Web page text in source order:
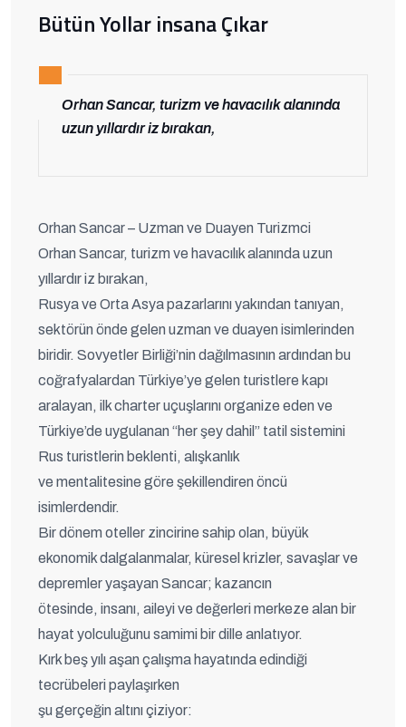
Bütün Yollar insana Çıkar
Orhan Sancar, turizm ve havacılık alanında
uzun yıllardır iz bırakan,
Orhan Sancar – Uzman ve Duayen Turizmci
Orhan Sancar, turizm ve havacılık alanında uzun
yıllardır iz bırakan,
Rusya ve Orta Asya pazarlarını yakından tanıyan,
sektörün önde gelen uzman ve duayen isimlerinden
biridir. Sovyetler Birliği’nin dağılmasının ardından bu
coğrafyalardan Türkiye’ye gelen turistlere kapı
aralayan, ilk charter uçuşlarını organize eden ve
Türkiye’de uygulanan “her şey dahil” tatil sistemini
Rus turistlerin beklenti, alışkanlık
ve mentalitesine göre şekillendiren öncü
isimlerdendir.
Bir dönem oteller zincirine sahip olan, büyük
ekonomik dalgalanmalar, küresel krizler, savaşlar ve
depremler yaşayan Sancar; kazancın
ötesinde, insanı, aileyi ve değerleri merkeze alan bir
hayat yolculuğunu samimi bir dille anlatıyor.
Kırk beş yılı aşan çalışma hayatında edindiği
tecrübeleri paylaşırken
şu gerçeğin altını çiziyor: